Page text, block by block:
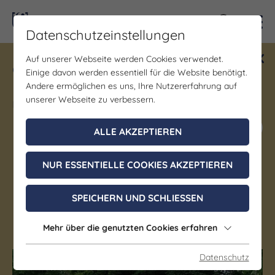
Gewinne ein Blind Date mit Saale-
Unstrut! Teilnahme vom 1.7. - 18.12.
möglich.
Jetzt mitmachen
Braunsbrunnen Querfurt
Gerbstedt OT Thaldorf
Datenschutzeinstellungen
Auf unserer Webseite werden Cookies verwendet.
Einige davon werden essentiell für die Website benötigt.
Andere ermöglichen es uns, Ihre Nutzererfahrung auf
unserer Webseite zu verbessern.
ALLE AKZEPTIEREN
NUR ESSENTIELLE COOKIES AKZEPTIEREN
SPEICHERN UND SCHLIESSEN
Mehr über die genutzten Cookies erfahren
Datenschutz